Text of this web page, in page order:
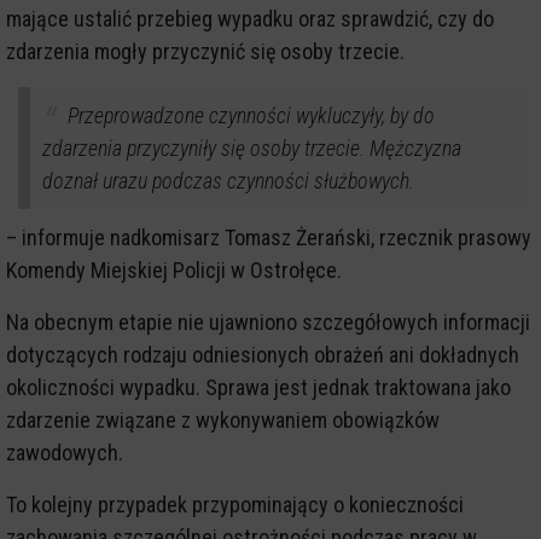
mające ustalić przebieg wypadku oraz sprawdzić, czy do
zdarzenia mogły przyczynić się osoby trzecie.
Przeprowadzone czynności wykluczyły, by do
zdarzenia przyczyniły się osoby trzecie. Mężczyzna
doznał urazu podczas czynności służbowych.
– informuje nadkomisarz Tomasz Żerański, rzecznik prasowy
Komendy Miejskiej Policji w Ostrołęce.
Na obecnym etapie nie ujawniono szczegółowych informacji
dotyczących rodzaju odniesionych obrażeń ani dokładnych
okoliczności wypadku. Sprawa jest jednak traktowana jako
zdarzenie związane z wykonywaniem obowiązków
zawodowych.
To kolejny przypadek przypominający o konieczności